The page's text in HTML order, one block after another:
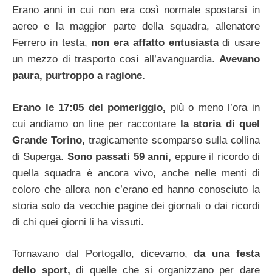
Erano anni in cui non era così normale spostarsi in
aereo e la maggior parte della squadra, allenatore
Ferrero in testa, non era affatto entusiastadi usare
un mezzo di trasporto così all’avanguardia. Avevano
paura, purtroppo a ragione.
Erano le 17:05 del pomeriggio, più o meno l’ora in
cui andiamo on line per raccontarela storia di quel
Grande Torino,tragicamente scomparso sulla collina
di Superga. Sono passati 59 anni, eppure il ricordo di
quella squadra è ancora vivo, anche nelle menti di
coloro che allora non c’erano ed hanno conosciuto la
storia solo da vecchie pagine dei giornali o dai ricordi
di chi quei giorni li ha vissuti.
Tornavano dal Portogallo, dicevamo, da una festa
dello sport,di quelle che si organizzano per dare